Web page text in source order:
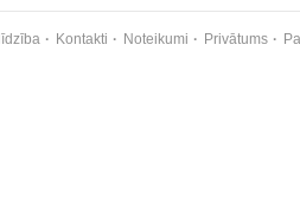
Kontakti Noteikumi Privātums